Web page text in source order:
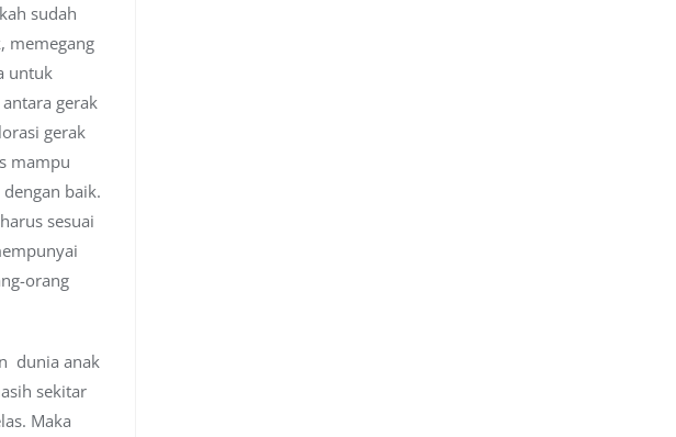
sudah
memegang
untuk
gerak
gerak
mampu
baik.
sesuai
orang
dunia anak
sekitar
Maka